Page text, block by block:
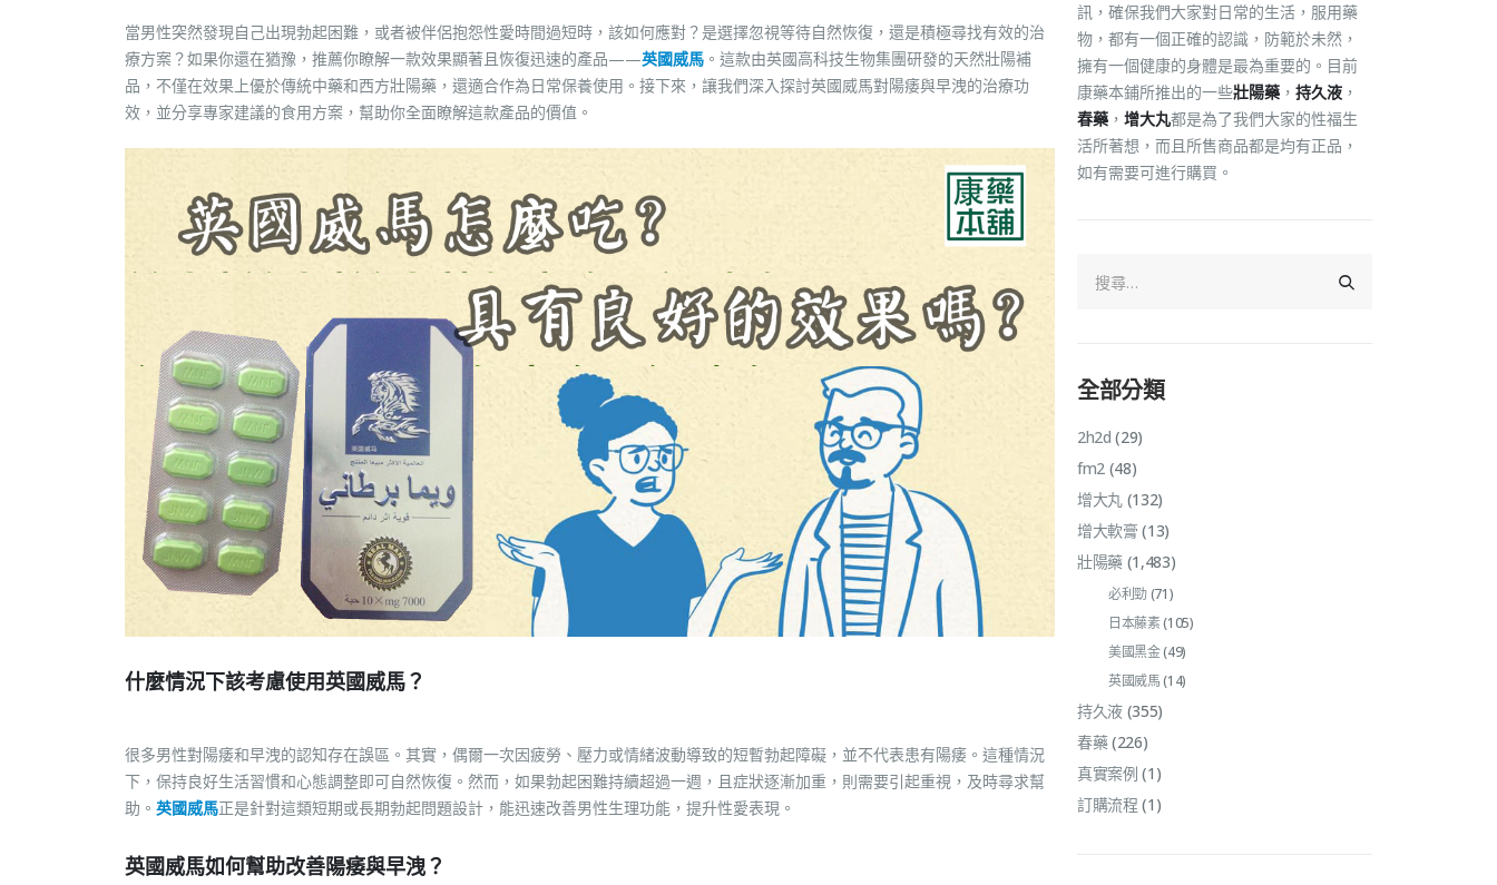
當男性突然發現自己出現勃起困難，或者被伴侶抱怨性愛時間過短時，該如何應對？是選擇忽視等待自然恢復，還是積極尋找有效的治
療方案？如果你還在猶豫，推薦你瞭解一款效果顯著且恢復迅速的產品——英國威馬 。這款由英國高科技生物集團研發的天然壯陽補
品，不僅在效果上優於傳統中藥和西方壯陽藥，還適合作為日常保養使用。接下來，讓我們深入探討英國威馬對陽痿與早洩的治療功
效，並分享專家建議的食用方案，幫助你全面瞭解這款產品的價值。
什麼情況下該考慮使用英國威馬？
很多男性對陽痿和早洩的認知存在誤區。其實，偶爾一次因疲勞、壓力或情緒波動導致的短暫勃起障礙，並不代表患有陽痿。這種情況
下，保持良好生活習慣和心態調整即可自然恢復。然而，如果勃起困難持續超過一週，且症狀逐漸加重，則需要引起重視，及時尋求幫
助。 英國威馬正是針對這類短期或長期勃起問題設計，能迅速改善男性生理功能，提升性愛表現。
英國威馬如何幫助改善陽痿與早洩？
訊，確保我們大家對日常的生活，服用藥
物，都有一個正確的認識，防範於未然，
擁有一個健康的身體是最為重要的。目前
康藥本鋪所推出的一些壯陽藥 ， 持久液 ，
春藥 ， 增大丸都是為了我們大家的性福生
活所著想，而且所售商品都是均有正品，
如有需要可進行購買。
全部分類
2h2d (29)
fm2(48)
增大丸(132)
增大軟膏 (13)
壯陽藥(1,483)
必利勁(71)
日本藤素(105)
美國黑金(49)
英國威馬(14)
持久液(355)
春藥(226)
真實案例 (1)
訂購流程 (1)